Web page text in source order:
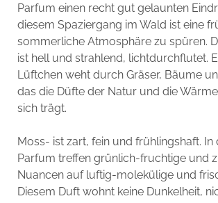
Parfum einen recht gut gelaunten
diesem Spaziergang im Wald ist eine
sommerliche Atmosphäre zu spüren.
ist hell und strahlend, lichtdurchflutet.
Lüftchen weht durch Gräser, Bäume
das die Düfte der Natur und die
sich trägt.
Moss- ist zart, fein und frühlingshaft. In
Parfum treffen grünlich-fruchtige und
Nuancen auf luftig-molekülige und
Diesem Duft wohnt keine Dunkelheit,